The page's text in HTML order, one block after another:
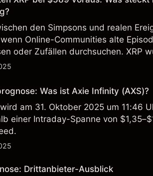
den Simpsons und realen
Online-Communities alte
oder Zufällen durchsuchen. XRP
was einige Zuschauer
Was ist Axie Infinity (AXS)?
am 31. Oktober 2025 um 11:46
einer Intraday-Spanne von
Drittanbieter-Ausblick